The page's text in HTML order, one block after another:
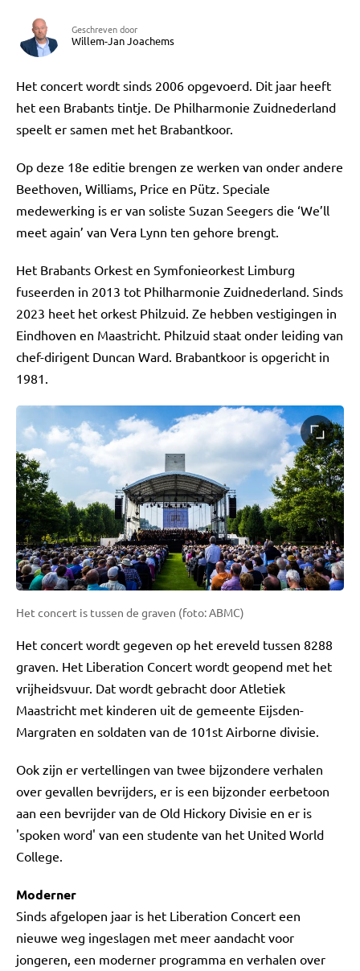
Geschreven door
Willem-Jan Joachems
Het concert wordt sinds 2006 opgevoerd. Dit jaar heeft
het een Brabants tintje. De Philharmonie Zuidnederland
speelt er samen met het Brabantkoor.
Op deze 18e editie brengen ze werken van onder andere
Beethoven, Williams, Price en Pütz. Speciale
medewerking is er van soliste Suzan Seegers die ‘We’ll
meet again’ van Vera Lynn ten gehore brengt.
Het Brabants Orkest en Symfonieorkest Limburg
fuseerden in 2013 tot Philharmonie Zuidnederland. Sinds
2023 heet het orkest Philzuid. Ze hebben vestigingen in
Eindhoven en Maastricht. Philzuid staat onder leiding van
chef-dirigent Duncan Ward. Brabantkoor is opgericht in
1981.
Het concert is tussen de graven (foto: ABMC)
Het concert wordt gegeven op het ereveld tussen 8288
graven. Het Liberation Concert wordt geopend met het
vrijheidsvuur. Dat wordt gebracht door Atletiek
Maastricht met kinderen uit de gemeente Eijsden-
Margraten en soldaten van de 101st Airborne divisie.
Ook zijn er vertellingen van twee bijzondere verhalen
over gevallen bevrijders, er is een bijzonder eerbetoon
aan een bevrijder van de Old Hickory Divisie en er is
'spoken word' van een studente van het United World
College.
Moderner
Sinds afgelopen jaar is het Liberation Concert een
nieuwe weg ingeslagen met meer aandacht voor
jongeren, een moderner programma en verhalen over